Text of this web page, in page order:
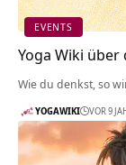
EVENTS
Yoga Wiki über
Wie du denkst, so
YOGAWIKI VOR 9